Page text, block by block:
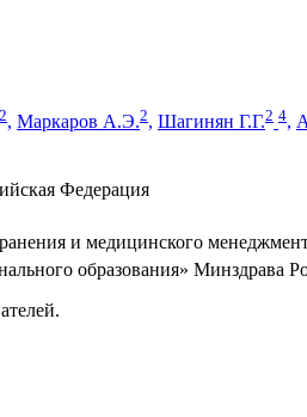
2, Маркаров А.Э.2, Шагинян Г.Г.2 4,
Федерация
и медицинского
образования» Минздрава